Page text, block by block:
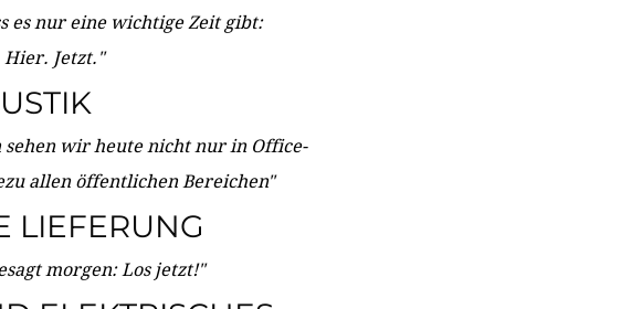
es nur eine wichtige Zeit gibt:
Hier. Jetzt."
sehen wir heute nicht nur in Office-
allen öffentlichen Bereichen"
LIEFERUNG
morgen: Los jetzt!"